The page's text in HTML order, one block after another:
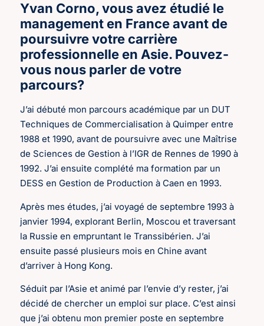
Yvan Corno, vous avez étudié le
management en France avant de
poursuivre votre carrière
professionnelle en Asie. Pouvez-
vous nous parler de votre
parcours?
J’ai débuté mon parcours académique par un DUT
Techniques de Commercialisation à Quimper entre
1988 et 1990, avant de poursuivre avec une Maîtrise
de Sciences de Gestion à l’IGR de Rennes de 1990 à
1992. J’ai ensuite complété ma formation par un
DESS en Gestion de Production à Caen en 1993.
Après mes études, j’ai voyagé de septembre 1993 à
janvier 1994, explorant Berlin, Moscou et traversant
la Russie en empruntant le Transsibérien. J’ai
ensuite passé plusieurs mois en Chine avant
d’arriver à Hong Kong.
Séduit par l’Asie et animé par l’envie d’y rester, j’ai
décidé de chercher un emploi sur place. C’est ainsi
que j’ai obtenu mon premier poste en septembre